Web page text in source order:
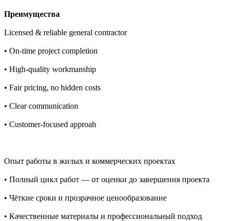
Преимущества
Licensed & reliable general contractor
• On-time project completion
• High-quality workmanship
• Fair pricing, no hidden costs
• Clear communication
• Customer-focused approah
Опыт работы в жилых и коммерческих проектах
• Полный цикл работ — от оценки до завершения проекта
• Чёткие сроки и прозрачное ценообразование
• Качественные материалы и профессиональный подход